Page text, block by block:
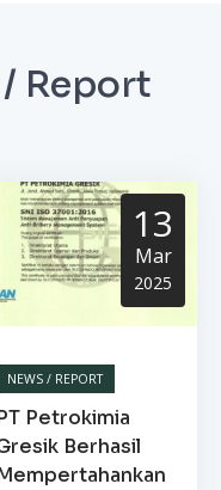
Report
13
Mar
2025
NEWS / REPORT
Petrokimia
Berhasil